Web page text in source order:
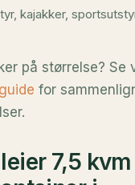
kajakker,
på størrelse? Se
for
7,5 kvm